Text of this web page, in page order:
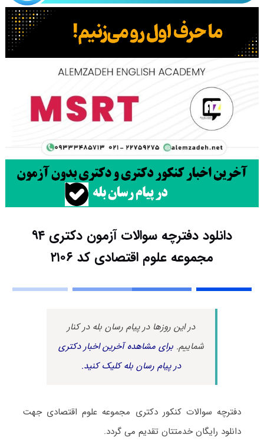
دانلود دفترچه سوالات آزمون دکتری ۹۴
مجموعه علوم اقتصادی کد ۲۱۰۶
در این روزها در پیام رسان بله در کنار
شماییم.برای مشاهده آخرین اخبار دکتری
در پیام رسان بله کلیک کنید.
دفترچه سوالات کنکور دکتری مجموعه علوم اقتصادی جهت
دانلود رایگان خدمتتان تقدیم می گردد.